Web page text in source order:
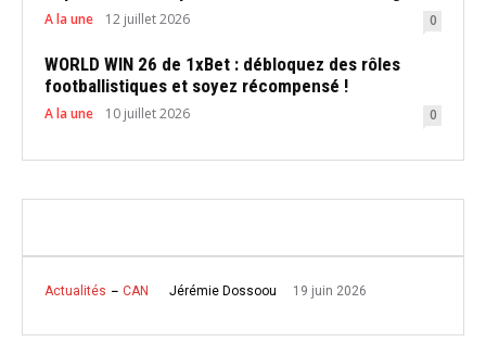
A la une 12 juillet 2026 0
WORLD WIN 26 de 1xBet : débloquez des rôles
footballistiques et soyez récompensé !
A la une 10 juillet 2026 0
Actualités CAN Jérémie Dossoou 19 juin 2026